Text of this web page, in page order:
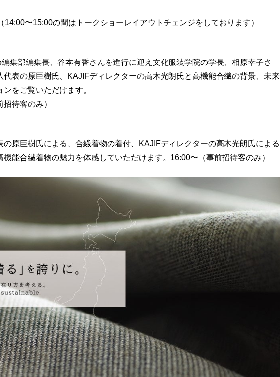
14:00〜15:00の間はトークショーレイアウトチェンジをしております）
集部編集長、谷本有香さんを進行に迎え文化服装学院の学長、相原幸子さ
代表の原巨樹氏、KAJIFディレクターの高木光朗氏と高機能合繊の背景、未来
をご覧いただけます。
待客のみ）
の原巨樹氏による、合繊着物の着付、KAJIFディレクターの高木光朗氏による
機能合繊着物の魅力を体感していただけます。16:00〜（事前招待客のみ）